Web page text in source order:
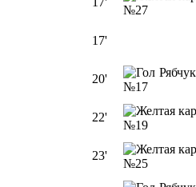
№27
17'
20'
№17
22'
№19
23'
№25